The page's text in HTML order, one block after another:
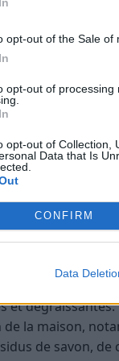
opt-out of the Sale of
opt-out of
opt-out of Collection,
Data that Is
CONFIRM
Data
raviver la
pas toujours
jaunis. Son
pas un
de
très concentré
dégraissantes.
la maison,
de savon, de